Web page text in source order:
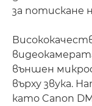
за потискане
външен
върху звука.
като Canon